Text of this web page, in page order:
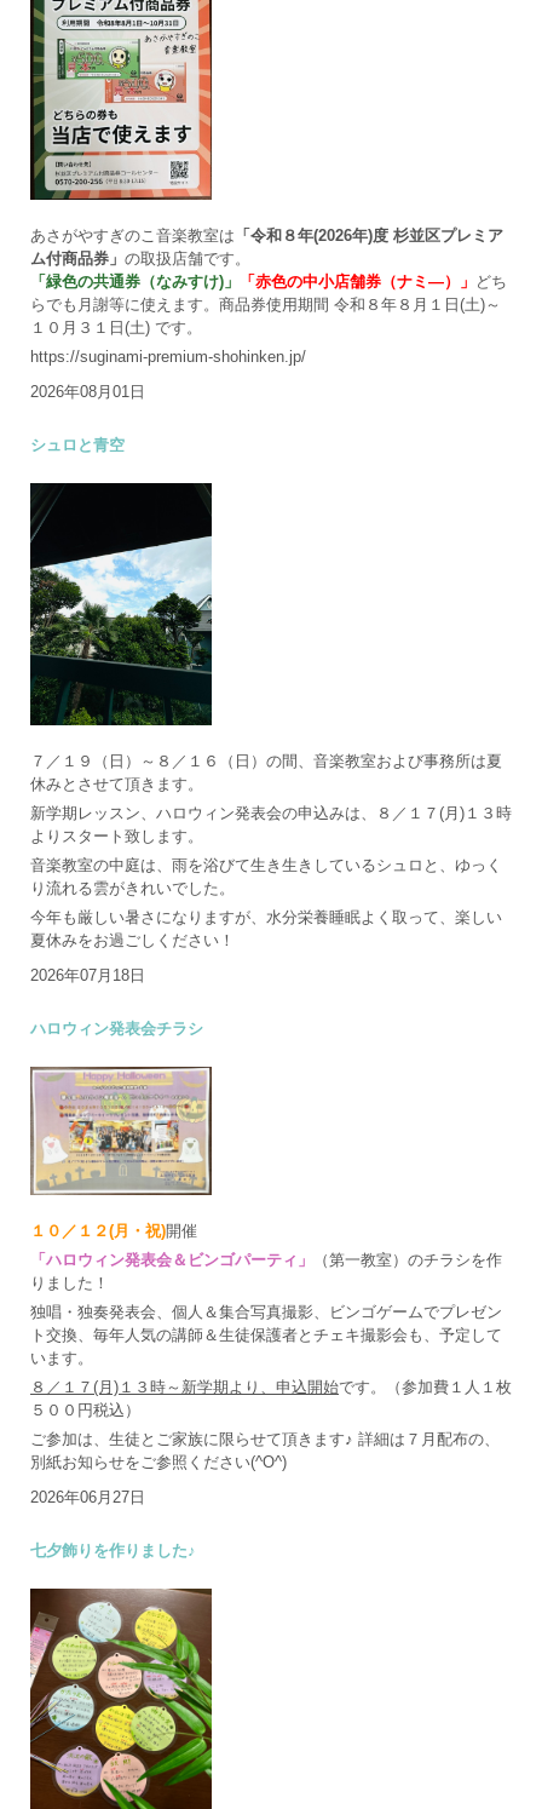
あさがやすぎのこ音楽教室は 「令和８年(2026年)度 杉並区プレミア
ム付商品券」 の取扱店舗です。
「緑色の共通券（なみすけ)」
「赤色の中小店舗券（ナミ―）」 どち
らでも月謝等に使えます。商品券使用期間 令和８年８月１日(土)～
１０月３１日(土) です。
https://suginami-premium-shohinken.jp/
2026年08月01日
シュロと青空
７／１９（日）～８／１６（日）の間、音楽教室および事務所は夏
休みとさせて頂きます。
新学期レッスン、ハロウィン発表会の申込みは、８／１７(月)１３時
よりスタート致します。
音楽教室の中庭は、雨を浴びて生き生きしているシュロと、ゆっく
り流れる雲がきれいでした。
今年も厳しい暑さになりますが、水分栄養睡眠よく取って、楽しい
夏休みをお過ごしください！
2026年07月18日
ハロウィン発表会チラシ
１０／１２(月・祝)開催
「ハロウィン発表会＆ビンゴパーティ」
（第一教室）のチラシを作
りました！
独唱・独奏発表会、個人＆集合写真撮影、ビンゴゲームでプレゼン
ト交換、毎年人気の講師＆生徒保護者とチェキ撮影会も、予定して
います。
８／１７(月)１３時～新学期より、申込開始です。（参加費１人１枚
５００円税込）
ご参加は、生徒とご家族に限らせて頂きます♪ 詳細は７月配布の、
別紙お知らせをご参照ください(^O^)
2026年06月27日
七夕飾りを作りました♪